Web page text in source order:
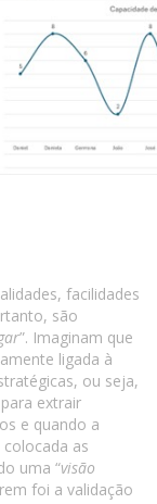
facilidades
são
”. Imaginam que
ligada à
ou seja,
extrair
e quando a
as
uma “visão
foi a validação